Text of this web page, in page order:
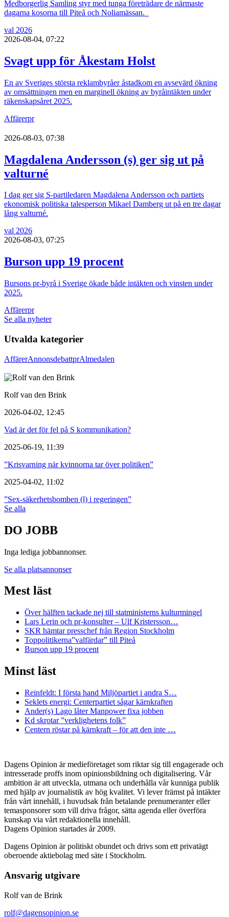
Medborgerlig Samling styr med tunga företrädare de närmaste
dagarna kosorna till Piteå och Noliamässan.
val 2026
2026-08-04, 07:22
Svagt upp för Åkestam Holst
En av Sveriges största reklambyråer åstadkom en avsevärd ökning
av omsättningen men en marginell ökning av byråintäkten under
räkenskapsåret 2025.
Affärerpr
2026-08-03, 07:38
Magdalena Andersson (s) ger sig ut på
valturné
I dag ger sig S-partiledaren Magdalena Andersson och partiets
ekonomisk politiska talesperson Mikael Damberg ut på en tre dagar
lång valturné.
val 2026
2026-08-03, 07:25
Burson upp 19 procent
Bursons pr-byrå i Sverige ökade både intäkten och vinsten under
2025.
Affärerpr
Se alla nyheter
Utvalda kategorier
AffärerAnnonsdebattprAlmedalen
Rolf van den Brink
2026-04-02, 12:45
Vad är det för fel på S kommunikation?
2025-06-19, 11:39
”Krisvarning när kvinnorna tar över politiken”
2025-04-02, 11:02
”Sex-säkerhetsbomben (l) i regeringen”
Se alla
DO JOBB
Inga lediga jobbannonser.
Se alla platsannonser
Mest läst
Över hälften tackade nej till statministerns kulturmingel
Lars Lerin och pr-konsulter – Ulf Kristersson…
SKR hämtar presschef från Region Stockholm
Toppolitikerna”valfärdar” till Piteå
Burson upp 19 procent
Minst läst
Reinfeldt: I första hand Miljöpartiet i andra S…
Seklets energi: Centerpartiet sågar kärnkraften
Ander(s) Lago låter Manpower fixa jobben
Kd skrotar ”verklighetens folk”
Centern röstar på kärnkraft – för att den inte …
Dagens Opinion är medieföretaget som riktar sig till engagerade och
intresserade proffs inom opinionsbildning och digitalisering. Vår
ambition är att utveckla, utmana och underhålla vår kunniga publik
med hjälp av journalistik av hög kvalitet. Vi lever främst på intäkter
från vårt innehåll, i huvudsak från betalande prenumeranter eller
temasponsorer som vill driva frågor, sätta agenda eller överföra
kunskap via vårt redaktionella innehåll.
Dagens Opinion startades år 2009.
Dagens Opinion är politiskt obundet och drivs som ett privatägt
oberoende aktiebolag med säte i Stockholm.
Ansvarig utgivare
Rolf van de Brink
rolf@dagensopinion.se